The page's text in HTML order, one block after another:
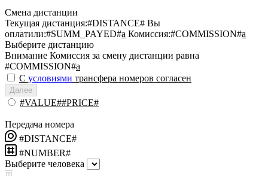
Смена дистанции
Текущая дистанция:#DISTANCE# Вы
оплатили:#SUMM_PAYED#a Комиссия:#COMMISSION#a
Выберите дистанцию
Внимание Комиссия за смену дистанции равна
#COMMISSION#a
С условиями трансфера номеров согласен
Далее
#VALUE##PRICE#
Передача номера
#DISTANCE#
#NUMBER#
Выберите человека